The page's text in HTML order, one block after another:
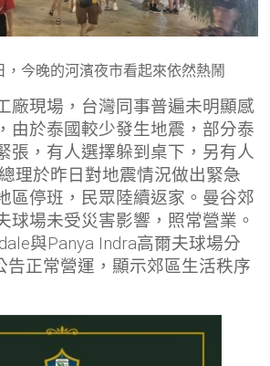
，今晚的河濱夜市看起來依然熱鬧
廠現場，台灣同事普遍未明顯感
由於泰國較少發生地震，部分泰
張，有人選擇躲到桌下，另有人
理於昨日對地震情況做出緊急
區停班，民眾陸續返家。曼谷郊
球場未受災害影響，照常營業。
與Panya Indra高爾夫球場分
告正常營運，顯示郊區生活秩序